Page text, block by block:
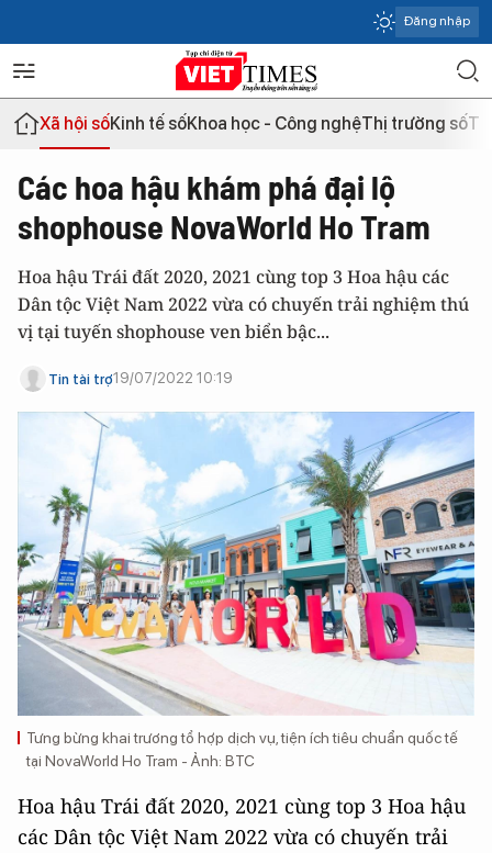
Đăng nhập
Xã hội sốKinh tế sốKhoa học - Công nghệThị trường số
Các hoa hậu khám phá đại lộ
shophouse NovaWorld Ho Tram
Hoa hậu Trái đất 2020, 2021 cùng top 3 Hoa hậu các
Dân tộc Việt Nam 2022 vừa có chuyến trải nghiệm thú
vị tại tuyến shophouse ven biển bậc...
Tin tài trợ19/07/2022 10:19
Tưng bừng khai trương tổ hợp dịch vụ, tiện ích tiêu chuẩn quốc tế
tại NovaWorld Ho Tram - Ảnh: BTC
Hoa hậu Trái đất 2020, 2021 cùng top 3 Hoa hậu
các Dân tộc Việt Nam 2022 vừa có chuyến trải